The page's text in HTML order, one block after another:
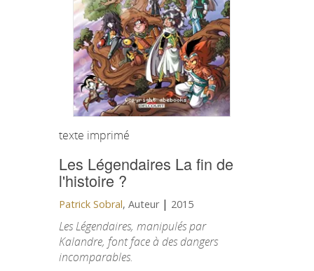
texte imprimé
Les Légendaires La fin de
l'histoire ?
Patrick Sobral, Auteur | 2015
Les Légendaires, manipulés par
Kalandre, font face à des dangers
incomparables.